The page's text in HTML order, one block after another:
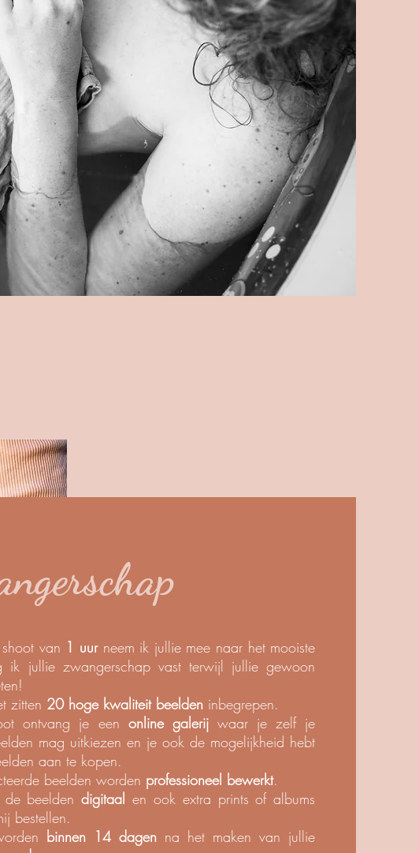
van 1 uurneem ik jullie mee naar het mooiste
ik jullie zwangerschap vast terwijl jullie gewoon
zitten 20 hoge kwaliteit beelden inbegrepen.
ontvang je een online galerijwaar je zelf je
mag uitkiezen en je ook de mogelijkheid hebt
aan te kopen.
beelden worden professioneel bewerkt.
de beeldendigitaalen ook extra prints of albums
bestellen.
binnen 14 dagen na het maken van jullie